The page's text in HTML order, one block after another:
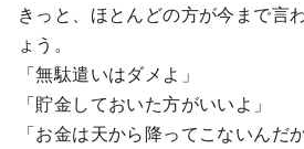
きっと、ほとんどの方が今まで言
ょう。
「無駄遣いはダメよ」
「貯金しておいた方がいいよ」
「お金は天から降ってこないんだ